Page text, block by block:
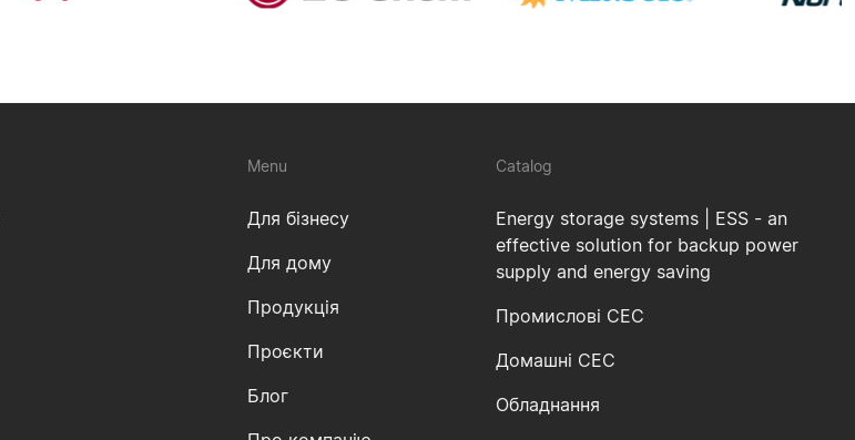
Menu
Для бізнесу
Для дому
Продукція
Проєкти
Блог
Catalog
Energy storage systems | ESS - an
effective solution for backup power
supply and energy saving
Промислові СЕС
Домашні СЕС
Обладнання